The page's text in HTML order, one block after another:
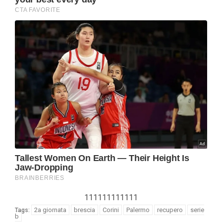
111111111111
Tags: 2a giornata brescia Corini Palermo recupero
serie
b